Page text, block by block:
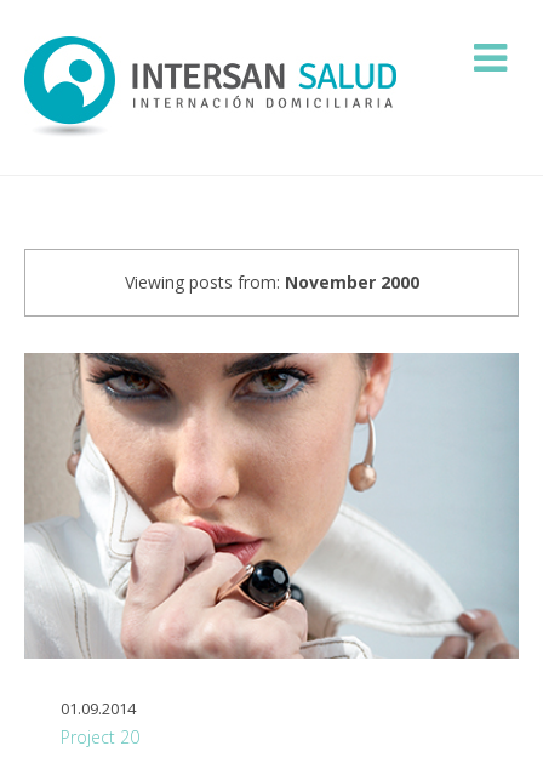
Viewing posts from: November 2000
01.09.2014
Project 20